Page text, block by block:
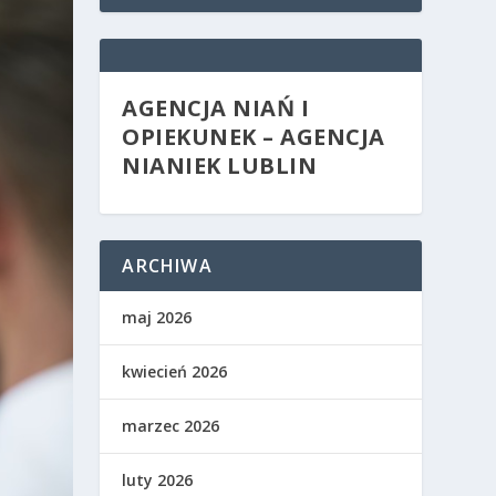
AGENCJA NIAŃ I
OPIEKUNEK – AGENCJA
NIANIEK LUBLIN
ARCHIWA
maj 2026
kwiecień 2026
marzec 2026
luty 2026